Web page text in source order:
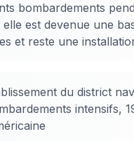
bombardements
elle est devenue une
et reste une
du district
intensifs,